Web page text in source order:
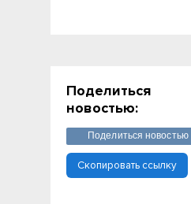
Поделиться
новостью:
Поделиться новостью
Скопировать ссылку